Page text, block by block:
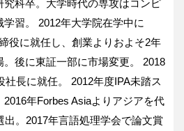
科卒。大学時代の専攻はコンピ
習。 2012年大学院在学中に
役に就任し、創業よりおよそ2年
後に東証一部に市場変更。 2018
長に就任。 2012年度IPA未踏ス
年Forbes Asiaよりアジアを代
出。2017年言語処理学会で論文賞